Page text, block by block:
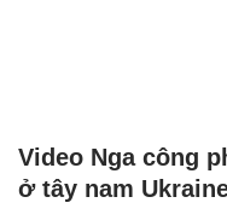
Video Nga công
ở tây nam